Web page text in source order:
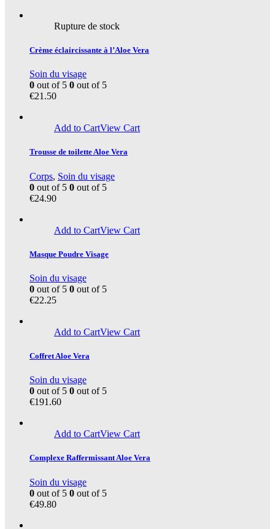
Rupture de stock
Crème éclaircissante à l’Aloe Vera
Soin du visage
0 out of 5 0 out of 5
€21.50
Add to CartView Cart
Trousse de toilette Aloe Vera
Corps, Soin du visage
0 out of 5 0 out of 5
€24.90
Add to CartView Cart
Masque Poudre Visage
Soin du visage
0 out of 5 0 out of 5
€22.25
Add to CartView Cart
Coffret Aloe Vera
Soin du visage
0 out of 5 0 out of 5
€191.60
Add to CartView Cart
Complexe Raffermissant Aloe Vera
Soin du visage
0 out of 5 0 out of 5
€49.80